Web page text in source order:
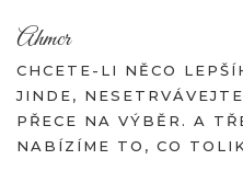
content
Ahmcr
CHCETE-LI NĚCO
JINDE,
PŘECE NA VÝBĚR. A
NABÍZÍME TO, CO